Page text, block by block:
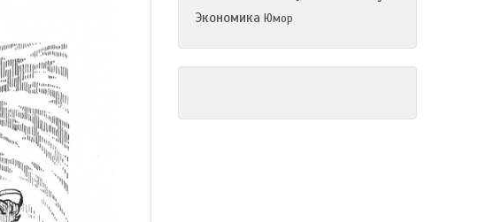
Экономика Юмор